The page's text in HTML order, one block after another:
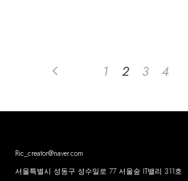
1 2 3 4
Ric_creator@naver.com
서울특별시 성동구 성수일로 77 서울숲 IT밸리 311호